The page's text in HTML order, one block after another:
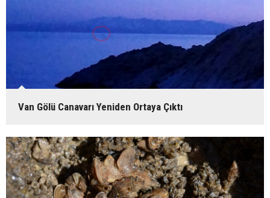
Van Gölü Canavarı Yeniden Ortaya Çıktı